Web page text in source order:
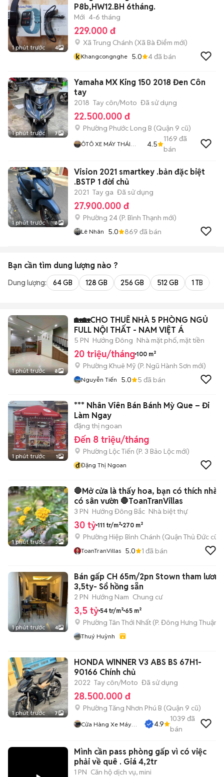
1 phút trước 4
P8b,HW12.BH 6tháng.
Mới 4-6 tháng
229.000 đ
Xã Trung Chánh (Xã Bà Điểm mới)
k Khangcongnghe 5.0 4đã bán
1 phút trước 7
Yamaha MX King 150 2018 Đen Côn
tay
2018 Tay côn/Moto Đã sử dụng
22.500.000 đ
Phường Phước Long B (Quận 9 cũ)
ÔTÔ XE MÁY THÁI
4.5
1169 đã
bán
1 phút trước 8
Vision 2021 smartkey .bản đặc biệt
.BSTP 1 đời chủ
2021 Tay ga Đã sử dụng
27.900.000 đ
Phường 24 (P. Bình Thạnh mới)
Lê Nhân 5.0 869 đã bán
Bạn cần tìm dung lượng nào ?
Dung lượng: 64 GB 128 GB 256 GB 512 GB 1 TB
1 phút trước 8
🏡🏡CHO THUÊ NHÀ 5 PHÒNG NGỦ
FULL NỘI THẤT - NAM VIỆT Á
5 PN Hướng Đông Nhà mặt phố, mặt tiền
20 triệu/tháng 100 m²
Phường Khuê Mỹ (P. Ngũ Hành Sơn mới)
Nguyễn Tiến 5.0 5 đã bán
1 phút trước 1
*** Nhân Viên Bán Bánh Mỳ Que – Đi
Làm Ngay
đặng thị ngoan
Đến 8 triệu/tháng
Phường Lộc Tiến (P. 3 Bảo Lộc mới)
đĐặng Thị Ngoan
1 phút trước 3
🛑Mở cửa là thấy hoa, bạn có thích nhà
có sân vườn 🛑ToanTranVillas
3 PN Hướng Đông Bắc Nhà biệt thự
30 tỷ 111 tr/m² 270 m²
Phường Hiệp Bình Chánh (Quận Thủ Đức cũ)
ToanTranVillas 5.0 1 đã bán
1 phút trước 4
Bán gấp CH 65m/2pn Stown tham lương
3,5ty- Sổ hồng sẵn
2 PN Hướng Nam Chung cư
3,5 tỷ 54 tr/m² 65 m²
Phường Tân Thới Nhất (P. Đông Hưng Thuận
Thuý Huỳnh
1 phút trước 7
HONDA WINNER V3 ABS BS 67H1-
90166 Chính chủ
2022 Tay côn/Moto Đã sử dụng
28.500.000 đ
Phường Tăng Nhơn Phú B (Quận 9 cũ)
Cửa Hàng Xe Máy
4.9
1039 đã
bán
Mình cần pass phòng gấp vì có việc
phải về quê . Giá 4,2tr
1 PN Căn hộ dịch vụ, mini